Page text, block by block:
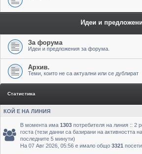
Идеи и
За форума
Идеи и предложения за форума.
Архив.
Теми, които не са актуални или се дублират
Статистика
КОЙ Е НА ЛИНИЯ
В момента има 1303 потребителя на линия :: 2
госта (тези данни са базирани на активността
последните 5 минути)
На 07 Авг 2026, 05:56 е имало общо 3321